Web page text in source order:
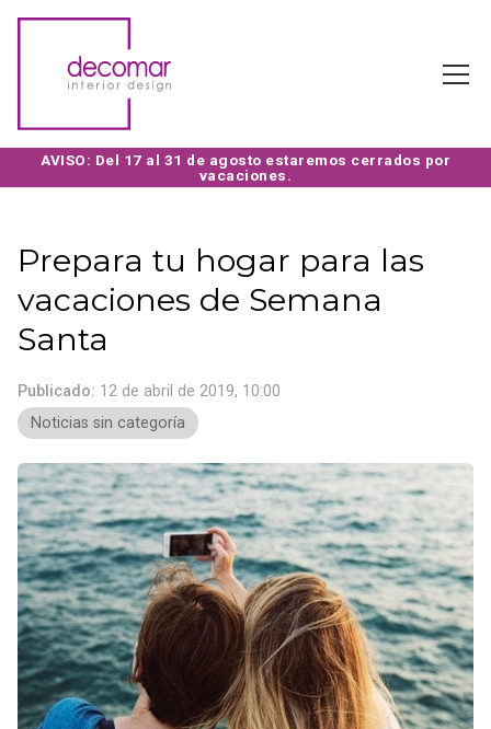
Prepara tu hogar para las
vacaciones de Semana
Santa
Publicado: 12 de abril de 2019, 10:00
Noticias sin categoría